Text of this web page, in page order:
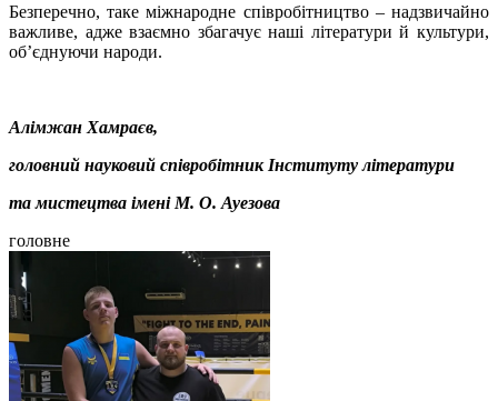
Безперечно, таке міжнародне співробітництво – надзвичайно
важливе, адже взаємно збагачує наші літератури й культури,
об’єднуючи народи.
Алімжан Хамраєв,
головний науковий співробітник Інституту літератури
та мистецтва імені М. О. Ауезова
головне